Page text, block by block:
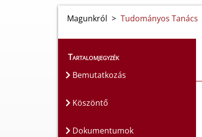
Magunkról > Tudományos Tanács
Tartalomjegyzék
Bemutatkozás
Köszöntő
Dokumentumok